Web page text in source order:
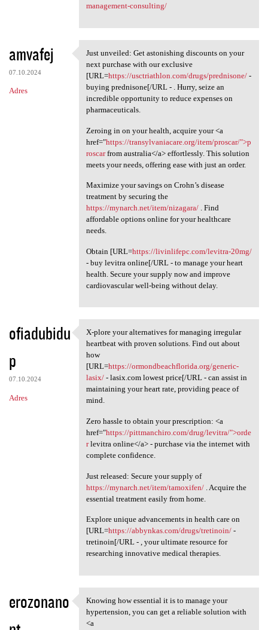
management-consulting/
amvafej
07.10.2024
Adres
Just unveiled: Get
Just unveiled: Get astonishing discounts on your
next purchase with our exclusive
[URL=https://usctriathlon.com/drugs/prednisone/-
buying prednisone[/URL - . Hurry, seize an
incredible opportunity to reduce expenses on
pharmaceuticals.
Zeroing in on your health, acquire your <a
href="https://transylvaniacare.org/item/proscar/">p
roscarfrom australia</a> effortlessly. This solution
meets your needs, offering ease with just an order.
Maximize your savings on Crohn’s disease
treatment by securing the
https://mynarch.net/item/nizagara/. Find
affordable options online for your healthcare
needs.
Obtain [URL=https://livinlifepc.com/levitra-20mg/
- buy levitra online[/URL - to manage your heart
health. Secure your supply now and improve
cardiovascular well-being without delay.
ofiadubidu
p
07.10.2024
Adres
X-plore your alternatives for
X-plore your alternatives for managing irregular
heartbeat with proven solutions. Find out about
how
[URL=https://ormondbeachflorida.org/generic-
lasix/- lasix.com lowest price[/URL - can assist in
maintaining your heart rate, providing peace of
mind.
Zero hassle to obtain your prescription: <a
href="https://pittmanchiro.com/drug/levitra/">orde
rlevitra online</a> - purchase via the internet with
complete confidence.
Just released: Secure your supply of
https://mynarch.net/item/tamoxifen/. Acquire the
essential treatment easily from home.
Explore unique advancements in health care on
[URL=https://abbynkas.com/drugs/tretinoin/-
tretinoin[/URL - , your ultimate resource for
researching innovative medical therapies.
erozonano
Knowing how essential it is
Knowing how essential it is to manage your
hypertension, you can get a reliable solution with
<a